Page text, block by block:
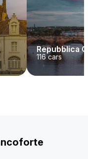
Repubblica
116cars